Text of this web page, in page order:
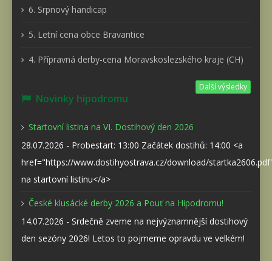
6. Srpnový handicap
5. Letní cena obce Bravantice
4. Přípravná derby-cena Moravskoslezského kraje (CH)
Další výsledky
Novinky hipodromu
Startovní listina na VI. Dostihový den 2026
28.07.2026 - Probestart: 13:00 Začátek dostihů: 14:00 <a
href="https://www.dostihyostrava.cz/download/
na startovní listinu</a>
České klusácké derby 2026 a Pouť na Hipodromu!
14.07.2026 - Srdečně zveme na nejvýznamnější dostihový
den sezóny 2026! Letos to pojmeme opravdu ve velkém!